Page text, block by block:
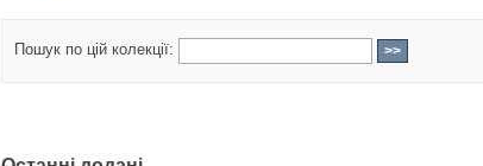
Пошук по цій колекції: